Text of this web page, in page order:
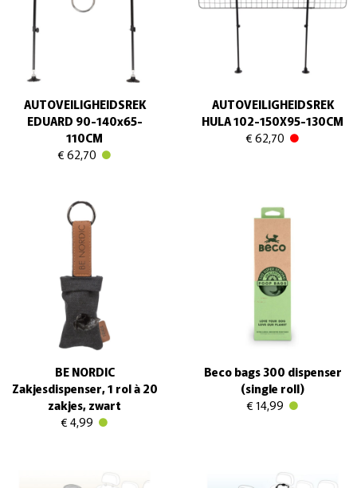
AUTOVEILIGHEIDSREK
EDUARD 90-140x65-
110CM
€ 62,70
AUTOVEILIGHEIDSREK
HULA 102-150X95-130CM
€ 62,70
BE NORDIC
Zakjesdispenser, 1 rol à 20
zakjes, zwart
€ 4,99
Beco bags 300 dispenser
(single roll)
€ 14,99